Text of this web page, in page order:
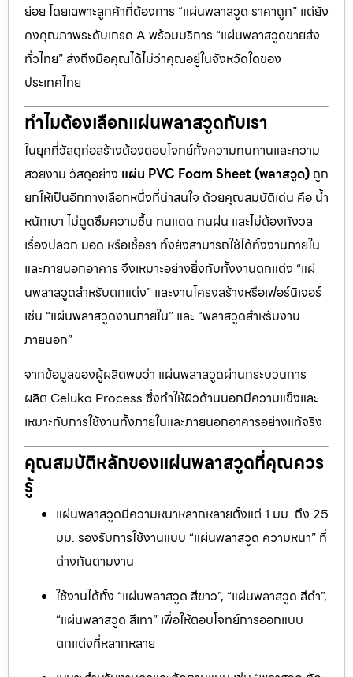
ย่อย โดยเฉพาะลูกค้าที่ต้องการ “แผ่นพลาสวูด ราคาถูก” แต่ยัง
คงคุณภาพระดับเกรด A พร้อมบริการ “แผ่นพลาสวูดขายส่ง
ทั่วไทย” ส่งถึงมือคุณได้ไม่ว่าคุณอยู่ในจังหวัดใดของ
ประเทศไทย
ทำไมต้องเลือกแผ่นพลาสวูดกับเรา
ในยุคที่วัสดุก่อสร้างต้องตอบโจทย์ทั้งความทนทานและความ
สวยงาม วัสดุอย่าง แผ่น PVC Foam Sheet (พลาสวูด) ถูก
ยกให้เป็นอีกทางเลือกหนึ่งที่น่าสนใจ ด้วยคุณสมบัติเด่น คือ น้ำ
หนักเบา ไม่ดูดซึมความชื้น ทนแดด ทนฝน และไม่ต้องกังวล
เรื่องปลวก มอด หรือเชื้อรา ทั้งยังสามารถใช้ได้ทั้งงานภายใน
และภายนอกอาคาร จึงเหมาะอย่างยิ่งกับทั้งงานตกแต่ง “แผ่
นพลาสวูดสำหรับตกแต่ง” และงานโครงสร้างหรือเฟอร์นิเจอร์
เช่น “แผ่นพลาสวูดงานภายใน” และ “พลาสวูดสำหรับงาน
ภายนอก”
จากข้อมูลของผู้ผลิตพบว่า แผ่นพลาสวูดผ่านกระบวนการ
ผลิต Celuka Process ซึ่งทำให้ผิวด้านนอกมีความแข็งและ
เหมาะกับการใช้งานทั้งภายในและภายนอกอาคารอย่างแท้จริง
คุณสมบัติหลักของแผ่นพลาสวูดที่คุณควร
รู้
แผ่นพลาสวูดมีความหนาหลากหลายตั้งแต่ 1 มม. ถึง 25
มม. รองรับการใช้งานแบบ “แผ่นพลาสวูด ความหนา” ที่
ต่างกันตามงาน
ใช้งานได้ทั้ง “แผ่นพลาสวูด สีขาว”, “แผ่นพลาสวูด สีดำ”,
“แผ่นพลาสวูด สีเทา” เพื่อให้ตอบโจทย์การออกแบบ
ตกแต่งที่หลากหลาย